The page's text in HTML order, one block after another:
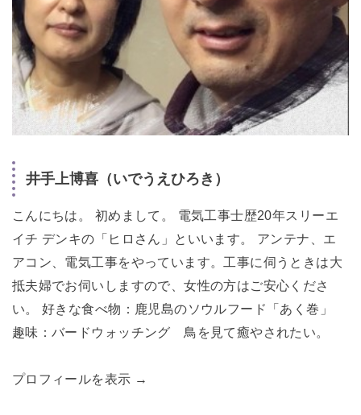
井手上博喜（いでうえひろき）
こんにちは。 初めまして。 電気工事士歴20年スリーエ
イチ デンキの「ヒロさん」といいます。 アンテナ、エ
アコン、電気工事をやっています。工事に伺うときは大
抵夫婦でお伺いしますので、女性の方はご安心くださ
い。 好きな食べ物：鹿児島のソウルフード「あく巻」
趣味：バードウォッチング 鳥を見て癒やされたい。
プロフィールを表示 →